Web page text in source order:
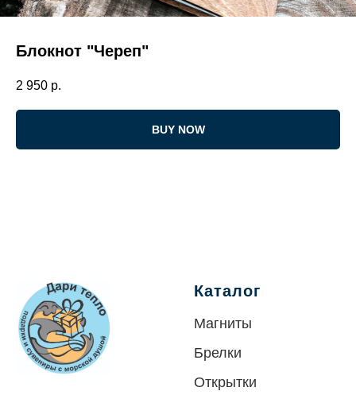
Блокнот "Череп"
2 950 р.
BUY NOW
Каталог
Магниты
Брелки
Открытки